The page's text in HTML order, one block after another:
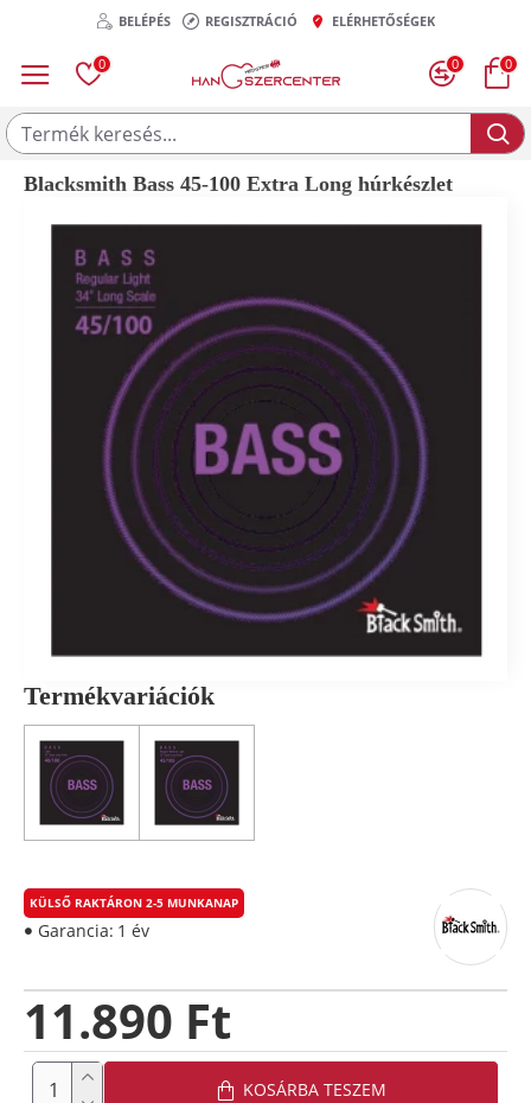
BELÉPÉS REGISZTRÁCIÓ ELÉRHETŐSÉGEK
0 0 0
Blacksmith Bass 45-100 Extra Long húrkészlet
Termékvariációk
11.890 Ft
KÜLSŐ RAKTÁRON 2-5 MUNKANAP
Garancia: 1 év
KOSÁRBA TESZEM